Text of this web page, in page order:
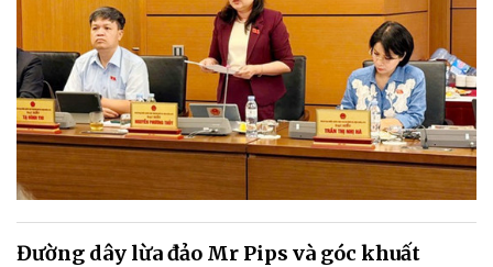
Đường dây lừa đảo Mr Pips và góc khuất